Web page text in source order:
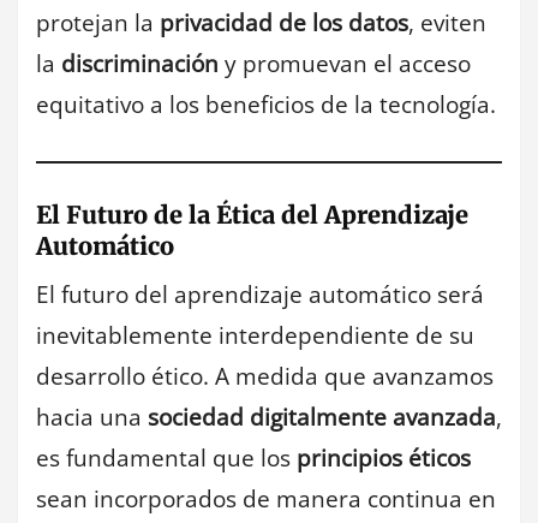
protejan la privacidad de los datos, eviten
la discriminación y promuevan el acceso
equitativo a los beneficios de la tecnología.
El Futuro de la Ética del Aprendizaje
Automático
El futuro del aprendizaje automático será
inevitablemente interdependiente de su
desarrollo ético. A medida que avanzamos
hacia una sociedad digitalmente avanzada,
es fundamental que los principios éticos
sean incorporados de manera continua en